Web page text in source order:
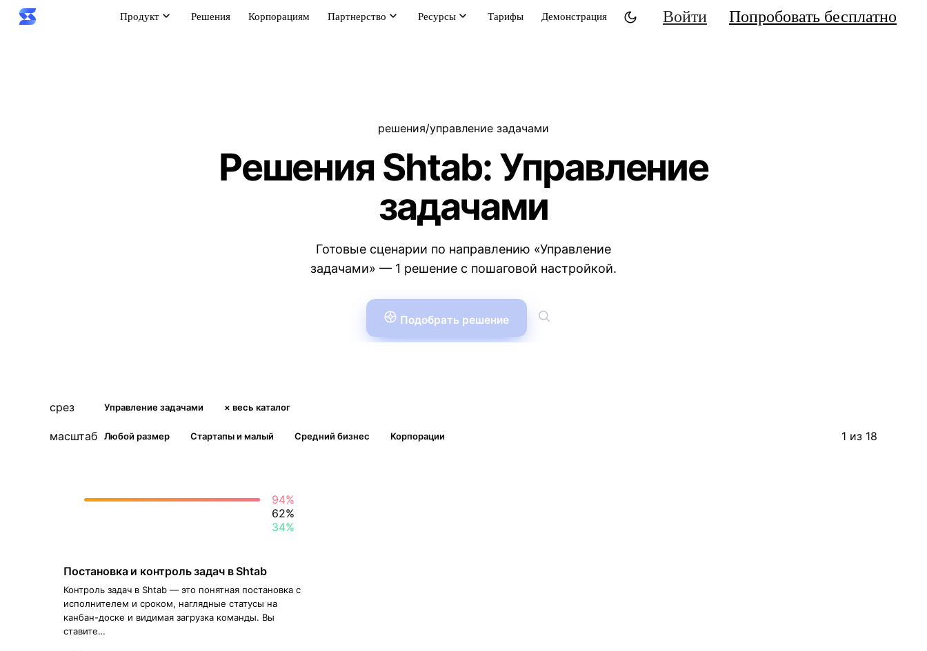
Продукт Решения Корпорациям Партнерство Ресурсы Тарифы Демонстрация Войти Попробовать бесплатно
решения/управление задачами
Решения Shtab: Управление
задачами
Готовые сценарии по направлению «Управление
задачами» — 1 решение с пошаговой настройкой.
Подобрать решение
срез Управление задачами × весь каталог
масштаб Любой размер Стартапы и малый Средний бизнес Корпорации 1 из 18
94%
62%
34%
Постановка и контроль задач в Shtab
Контроль задач в Shtab — это понятная постановка с
исполнителем и сроком, наглядные статусы на
канбан-доске и видимая загрузка команды. Вы
ставите…